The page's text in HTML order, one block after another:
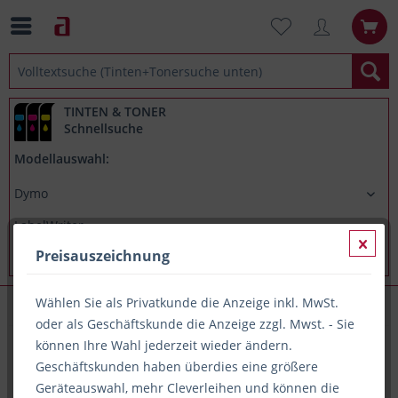
TINTEN & TONER
Schnellsuche
Modellauswahl:
Dymo LabelWriter 400Duo
Alle Artikel zu Dymo LabelWriter 400Duo
Preisauszeichnung
Wählen Sie als Privatkunde die Anzeige inkl. MwSt.
oder als Geschäftskunde die Anzeige zzgl. Mwst. - Sie
können Ihre Wahl jederzeit wieder ändern.
Geschäftskunden haben überdies eine größere
Geräteauswahl, mehr Cleverleihen und können die